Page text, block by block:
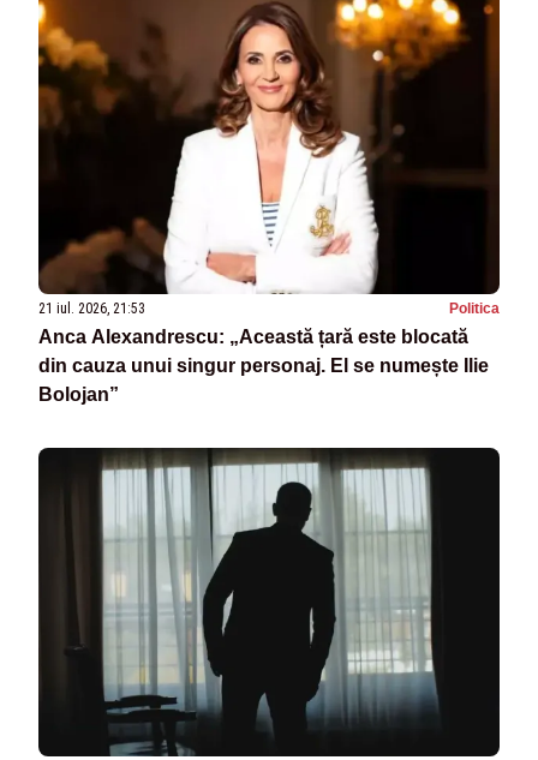
21 iul. 2026, 21:53 Politica
Anca Alexandrescu: „Această țară este blocată
din cauza unui singur personaj. El se numește Ilie
Bolojan”